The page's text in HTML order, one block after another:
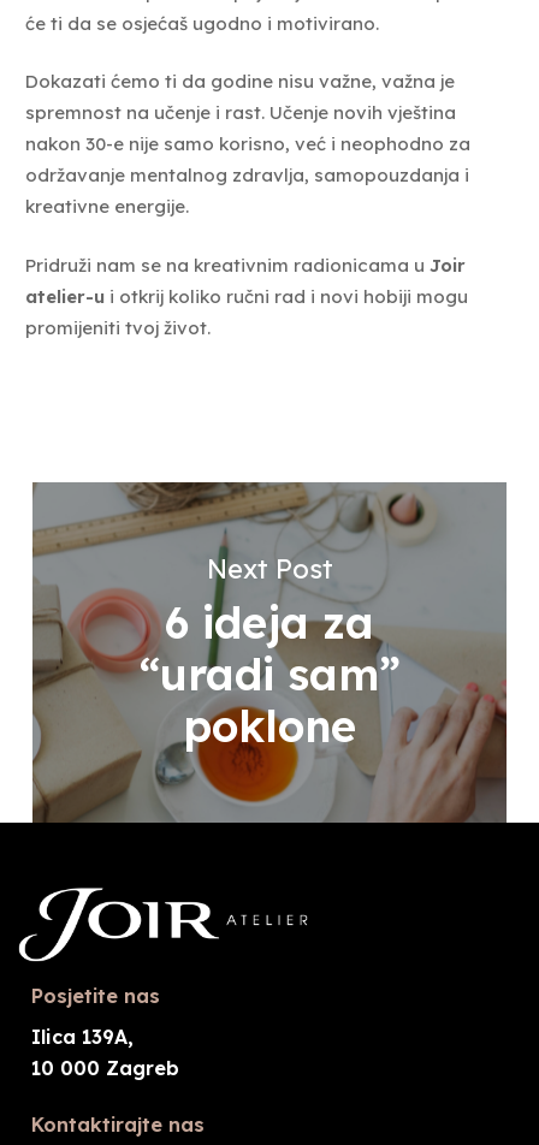
će ti da se osjećaš ugodno i motivirano.
Dokazati ćemo ti da godine nisu važne, važna je
spremnost na učenje i rast. Učenje novih vještina
nakon 30-e nije samo korisno, već i neophodno za
održavanje mentalnog zdravlja, samopouzdanja i
kreativne energije.
Pridruži nam se na kreativnim radionicama uJoir
atelier-u i otkrij koliko ručni rad i novi hobiji mogu
promijeniti tvoj život.
Next Post
6 ideja za
“uradi sam”
poklone
Posjetite nas
Ilica 139A,
10 000 Zagreb
Kontaktirajte nas